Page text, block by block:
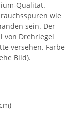
Qualität.
wie
sein. Der
von Drehriegel
versehen. Farbe
Bild).